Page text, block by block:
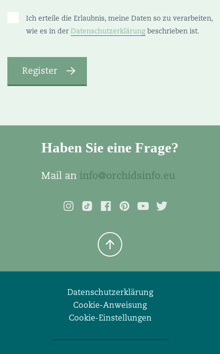
Ich erteile die Erlaubnis, meine Daten so zu verarbeiten,
wie es in der Datenschutzerklärung beschrieben ist.
Haben Sie eine Frage?
Mail an info@orchidsinfo.eu
Datenschutzerklärung
Cookie-Anweisung
Cookie-Einstellungen